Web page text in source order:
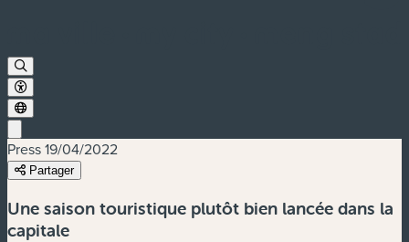
Press19/04/2022
Partager
Une saison touristique plutôt bien lancée dans la
capitale